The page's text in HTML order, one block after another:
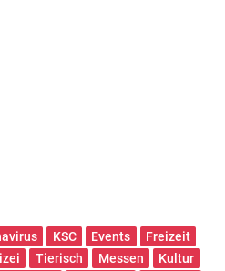
KSC Events
Freizeit
Tierisch Messen
Kultur